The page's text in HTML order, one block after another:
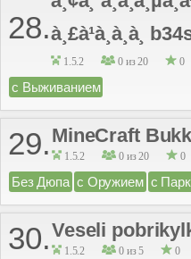
28.à¸£à¹à¸à¸­à¸
1.5.2 0 из 20 0
с Выживанием
29. MineCraft
1.5.2 0 из 20 0
Без Дюпа с Оружием с
30.Veseli
1.5.2 0 из 5 0